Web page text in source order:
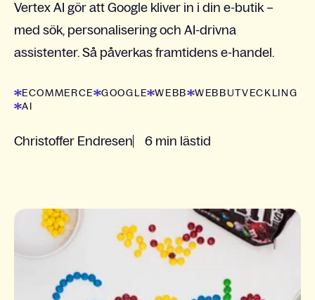
Vertex AI gör att Google kliver in i din e-butik –
med sök, personalisering och AI-drivna
assistenter. Så påverkas framtidens e-handel.
ECOMMERCE GOOGLE WEBB
WEBBUTVECKLING
AI
Christoffer Endresen 6 min lästid